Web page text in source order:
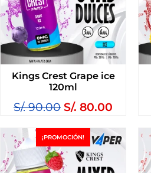
Kings Crest Grape ice
120ml
S/.90.00 S/. 80.00
¡PROMOCIÓN!